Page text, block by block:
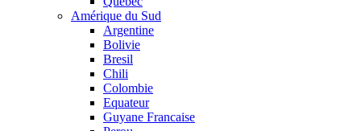
Amérique du Sud
Argentine
Bolivie
Bresil
Chili
Colombie
Equateur
Guyane Francaise